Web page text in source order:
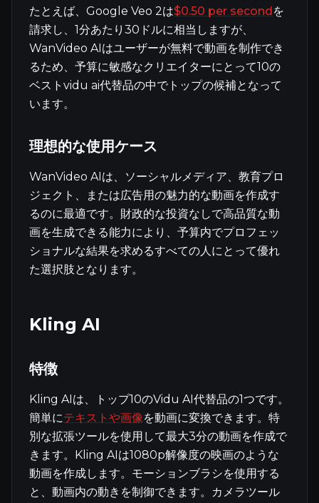
たとえば、Google Veo 2は$0.50 per secondを
請求し、1分あたり30ドルに相当しますが、
WanVideo AIはユーザーが無料で動画を制作でき
るため、予算に敏感なクリエイターにとって10の
ベストvidu ai代替品の中でトップの候補となって
います。
理想的な使用ケース
WanVideo AIは、ソーシャルメディア、教育プロ
ジェクト、または広告用の魅力的な動画を作成す
るのに最適です。財政的な投資なしで高品質な動
画を生成できる能力により、予算内でプロフェッ
ショナルな結果を求めるすべての人にとって優れ
た選択肢となります。
Kling AI
特徴
Kling AIは、トップ10のVidu AI代替品の1つです。
簡単にテキストや画像を動画に変換できます。特
別な拡張ツールを使用して最大3分の動画を作成で
きます。Kling AIは1080p解像度の映画のような
動画を作成します。モーションブラシを使用する
と、動画内の動きを制御できます。カメラツール